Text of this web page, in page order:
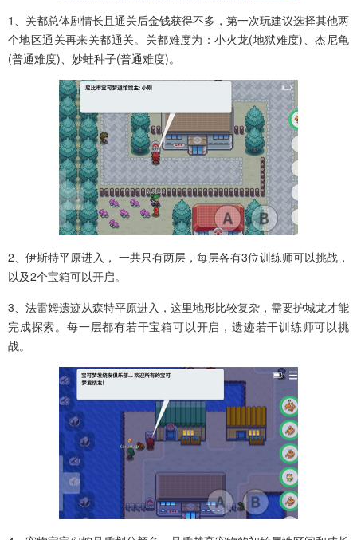
1、关都总体剧情长且通关后金钱获得不多，第一次玩建议选择其他两
个地区通关再来关都通关。关都难度为：小火龙(地狱难度)、杰尼龟
(普通难度)、妙蛙种子(普通难度)。
2、伊斯特平原进入， 一共只有两层，每层各有3位训练师可以挑战，
以及2个宝箱可以开启。
3、法雷姆遗迹从森特平原进入，这里地形比较复杂，需要护城龙才能
完成探索。每一层都有若干宝箱可以开启，遗迹若干训练师可以挑
战。